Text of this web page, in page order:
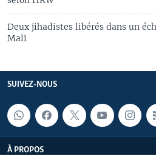
Deux jihadistes libérés dans un
Mali
SUIVEZ-NOUS
À PROPOS